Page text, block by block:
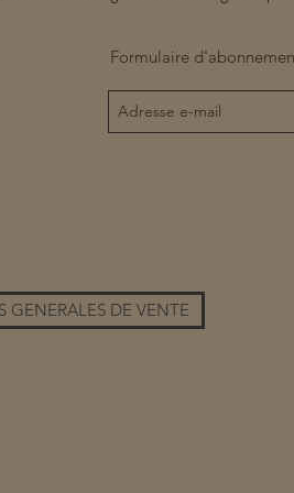
Formulaire
GENERALES DE VENTE